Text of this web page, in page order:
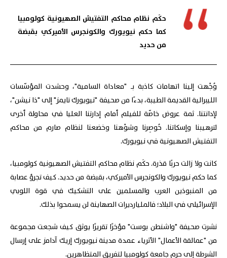
حكَم نظام محاكم التفتيش الصهيونية كولومبيا
كما حكم نيويورك والكونجرس الأميركي بقبضة
من حديد
وُجِّهت إلينا اتهامات كاذبة بـ "معاداة السامية"، وحشدت المؤسّسات
الليبرالية القديمة الطيبة، بدءًا من صحيفة "نيويورك تايمز" إلى "ذا نيشن"،
لإدانتنا. ثمة عروض خاصّة للفيلم أمام إدارتنا العليا في محاولة أخرى
لترهيبنا وإسكاتنا. حُوصِرنا وشوِّهنا وخضعنا لنظام صارم من محاكم
التفتيش الصهيونية في نيويورك.
كانت ولا زالت حربًا قذرة. حكَم نظام محاكم التفتيش الصهيونية كولومبيا،
كما حكم نيويورك والكونجرس الأميركي، بقبضة من حديد. كيف تجرؤ عصابة
من المنبوذين العرب والمسلمين على التشكيك في قوة اللوبي
الإسرائيلي في البلاد؛ فالمليارديرات الصهاينة لن يسمحوا بذلك.
نشرت صحيفة "واشنطن بوست" مؤخرًا تقريرًا يوثق كيف شجعت مجموعة
من "عمالقة الأعمال" الأثرياء عمدة مدينة نيويورك إريك آدامز على إرسال
الشرطة إلى حرم جامعة كولومبيا لتفريق المتظاهرين.